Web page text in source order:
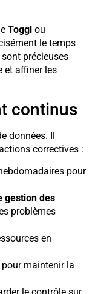
Toggl ou
le temps
précieuses
et affiner les
continus
données. Il
correctives :
pour
gestion des
problèmes
en
pour maintenir la